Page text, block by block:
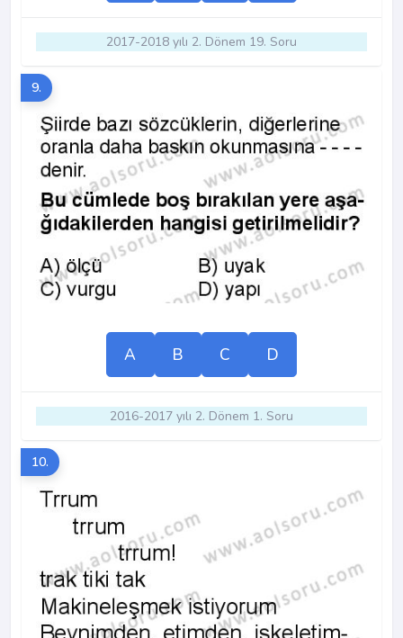
2017-2018 yılı 2. Dönem 19. Soru
9.
A B C D
2016-2017 yılı 2. Dönem 1. Soru
10.